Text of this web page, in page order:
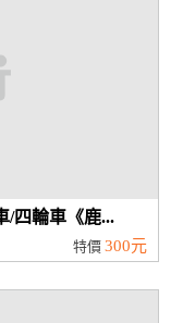
/四輪車《鹿...
特價 300元